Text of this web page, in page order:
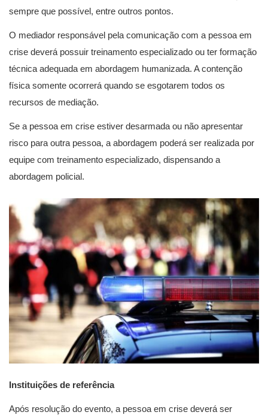
sempre que possível, entre outros pontos.
O mediador responsável pela comunicação com a pessoa em
crise deverá possuir treinamento especializado ou ter formação
técnica adequada em abordagem humanizada. A contenção
física somente ocorrerá quando se esgotarem todos os
recursos de mediação.
Se a pessoa em crise estiver desarmada ou não apresentar
risco para outra pessoa, a abordagem poderá ser realizada por
equipe com treinamento especializado, dispensando a
abordagem policial.
Instituições de referência
Após resolução do evento, a pessoa em crise deverá ser